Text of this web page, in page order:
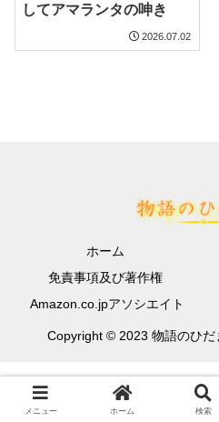
してアマランタの呻き
2026.07.02
ホーム
免責事項及び著作権
Amazon.co.jpアソシエイト
Copyright © 2023 物語のひだ
メニュー ホーム 検索